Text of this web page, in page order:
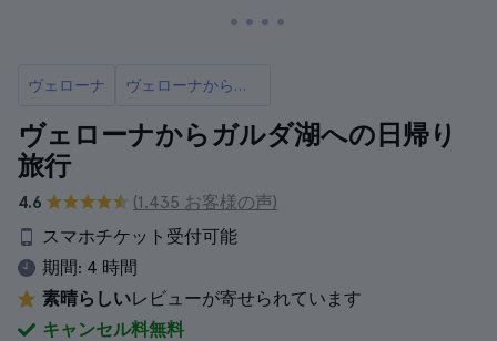
ヴェローナ ヴェローナからのおすすめ日帰りツアー10選
ヴェローナからガルダ湖への日帰り
旅行
4.6
(1.435 お客様の声)
スマホチケット受付可能
期間: 4 時間
素晴らしいレビューが寄せられています
キャンセル料無料